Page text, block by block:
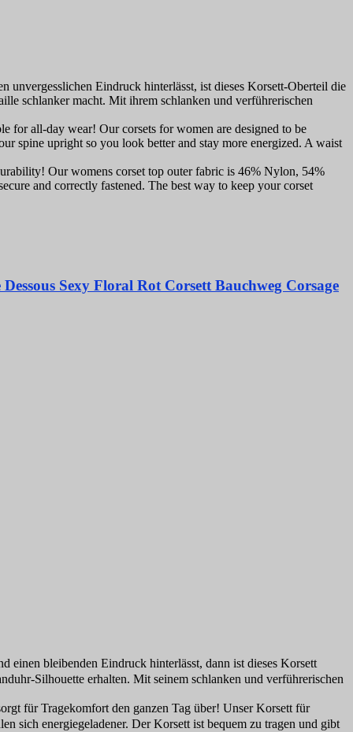
Eindruck hinterlässt, ist dieses Korsett-Oberteil die
schlanker macht. Mit ihrem schlanken und verführerischen
all-day wear! Our corsets for women are designed to be
spine upright so you look better and stay more energized. A waist
Our womens corset top outer fabric is 46% Nylon, 54%
and correctly fastened. The best way to keep your corset
Sexy Floral Rot Corsett Bauchweg Corsage
einen bleibenden Eindruck hinterlässt, dann ist dieses Korsett
Silhouette erhalten. Mit seinem schlanken und verführerischen
für Tragekomfort den ganzen Tag über! Unser Korsett für
sich energiegeladener. Der Korsett ist bequem zu tragen und gibt